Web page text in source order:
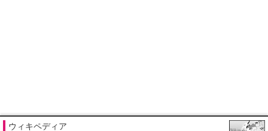
ウィキペディア